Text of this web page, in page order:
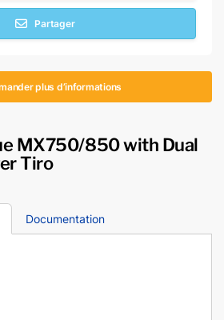
Partager
plus d’informations
MX750/​850 with Dual
Tiro
Documentation